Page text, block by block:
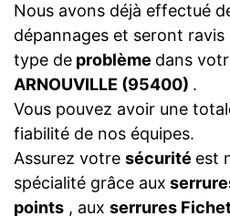
Nous avons déjà effectué
dépannages et seront
type de problème dans
ARNOUVILLE (95400) .
Vous pouvez avoir une
fiabilité de nos équipes.
Assurez votre sécurité est
spécialité grâce aux
points , aux serrures